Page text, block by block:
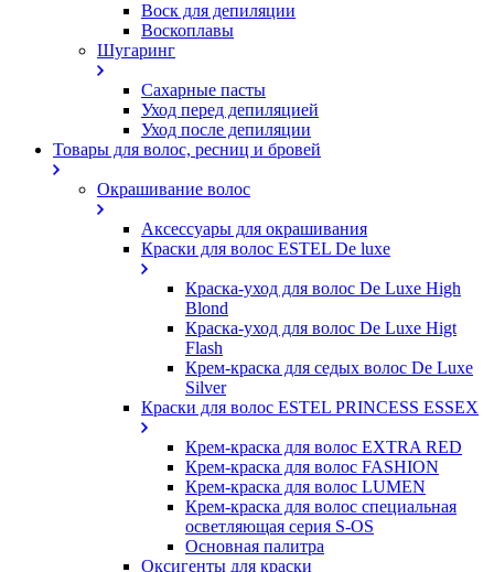
Воск для депиляции
Воскоплавы
Шугаринг
Сахарные пасты
Уход перед депиляцией
Уход после депиляции
Товары для волос, ресниц и бровей
Окрашивание волос
Аксессуары для окрашивания
Краски для волос ESTEL De luxe
Краска-уход для волос De Luxe High
Blond
Краска-уход для волос De Luxe Higt
Flash
Крем-краска для седых волос De Luxe
Silver
Краски для волос ESTEL PRINCESS ESSEX
Крем-краска для волос EXTRA RED
Крем-краска для волос FASHION
Крем-краска для волос LUMEN
Крем-краска для волос специальная
осветляющая серия S-OS
Основная палитра
Оксигенты для краски